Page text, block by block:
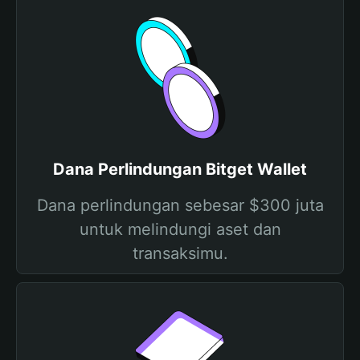
Dana Perlindungan Bitget Wallet
Dana perlindungan sebesar $300 juta
untuk melindungi aset dan
transaksimu.